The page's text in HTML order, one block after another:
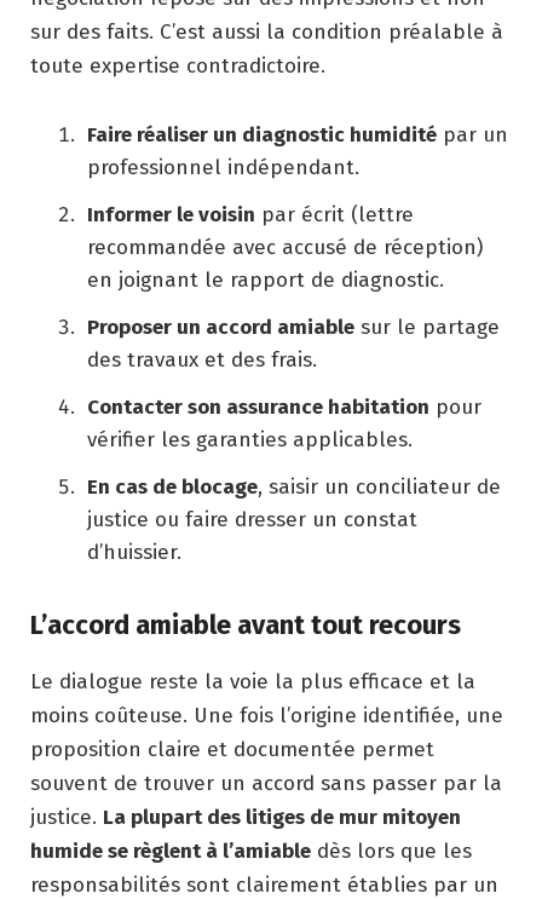
sur des faits. C’est aussi la condition préalable à
toute expertise contradictoire.
Faire réaliser un diagnostic humidité par un
professionnel indépendant.
Informer le voisin par écrit (lettre
recommandée avec accusé de réception)
en joignant le rapport de diagnostic.
Proposer un accord amiable sur le partage
des travaux et des frais.
Contacter son assurance habitation pour
vérifier les garanties applicables.
En cas de blocage, saisir un conciliateur de
justice ou faire dresser un constat
d’huissier.
L’accord amiable avant tout recours
Le dialogue reste la voie la plus efficace et la
moins coûteuse. Une fois l’origine identifiée, une
proposition claire et documentée permet
souvent de trouver un accord sans passer par la
justice. La plupart des litiges de mur mitoyen
humide se règlent à l’amiable dès lors que les
responsabilités sont clairement établies par un